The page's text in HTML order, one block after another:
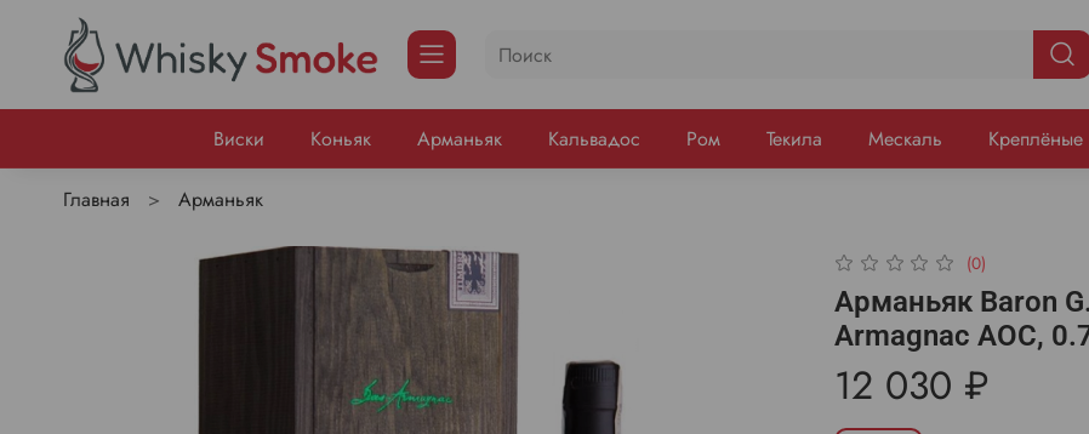
Виски Коньяк Арманьяк Кальвадос Ром Текила Мескаль Креплёные
Главная Арманьяк
(0)
Арманьяк Baron
Armagnac AOC,
12 030 ₽